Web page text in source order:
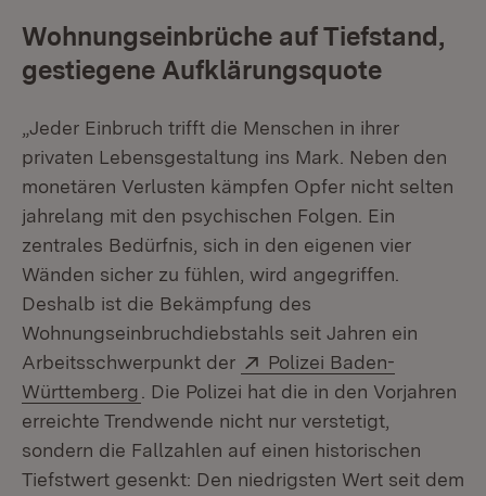
Wohnungseinbrüche auf Tiefstand,
gestiegene Aufklärungsquote
„Jeder Einbruch trifft die Menschen in ihrer
privaten Lebensgestaltung ins Mark. Neben den
monetären Verlusten kämpfen Opfer nicht selten
jahrelang mit den psychischen Folgen. Ein
zentrales Bedürfnis, sich in den eigenen vier
Wänden sicher zu fühlen, wird angegriffen.
Deshalb ist die Bekämpfung des
Wohnungseinbruchdiebstahls seit Jahren ein
Arbeitsschwerpunkt der
Extern:
Polizei Baden-
Württemberg (Öffnet in neuem Fenster)
. Die Polizei hat die in den Vorjahren
erreichte Trendwende nicht nur verstetigt,
sondern die Fallzahlen auf einen historischen
Tiefstwert gesenkt: Den niedrigsten Wert seit dem